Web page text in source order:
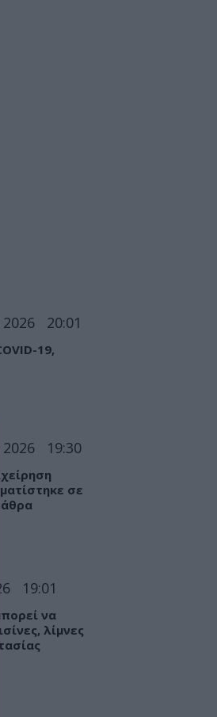
20:01
19,
2026 19:30
σε
19:01
να
λίμνες